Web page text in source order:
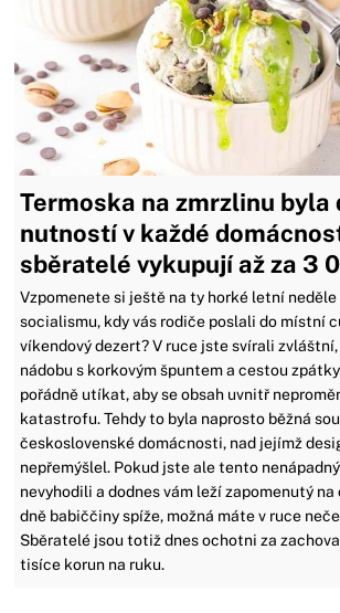
Termoska na zmrzlinu byla
nutností v každé
sběratelé vykupují až za 3
Vzpomenete si ještě na ty horké letní neděle
socialismu, kdy vás rodiče poslali do místní
víkendový dezert? V ruce jste svírali
nádobu s korkovým špuntem a cestou
pořádně utíkat, aby se obsah uvnitř
katastrofu. Tehdy to byla naprosto běžná
československé domácnosti, nad jejímž
nepřemýšlel. Pokud jste ale tento
nevyhodili a dodnes vám leží zapomenutý na
dně babiččiny spíže, možná máte v ruce
Sběratelé jsou totiž dnes ochotni za
tisíce korun na ruku.